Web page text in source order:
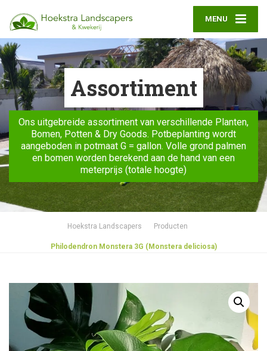
MENU
Assortiment
Ons uitgebreide assortiment van verschillende Planten,
Bomen, Potten & Dry Goods. Potbeplanting wordt
aangeboden in potmaat G = gallon. Volle grond palmen
en bomen worden berekend aan de hand van een
meterprijs (totale hoogte)
Hoekstra Landscapers Producten
Philodendron Monstera 3G (Monstera deliciosa)